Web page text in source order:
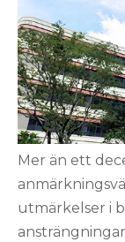
Mer än ett
utmärkelser i